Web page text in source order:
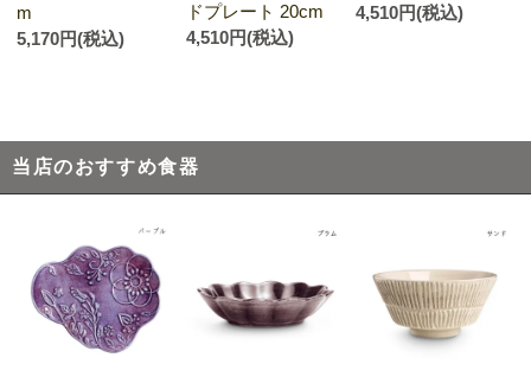
m
5,170円(税込)
ドプレート 20cm
4,510円(税込)
4,510円(税込)
当店のおすすめ食器